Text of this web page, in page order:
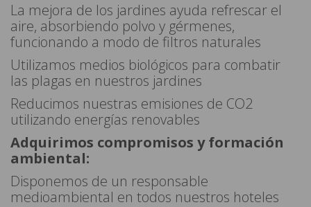
La mejora de los jardines ayuda refrescar el
aire, absorbiendo polvo y gérmenes,
funcionando a modo de filtros naturales
Utilizamos medios biológicos para combatir
las plagas en nuestros jardines
Reducimos nuestras emisiones de CO2
utilizando energías renovables
Adquirimos compromisos y formación
ambiental:
Disponemos de un responsable
medioambiental en todos nuestros hoteles